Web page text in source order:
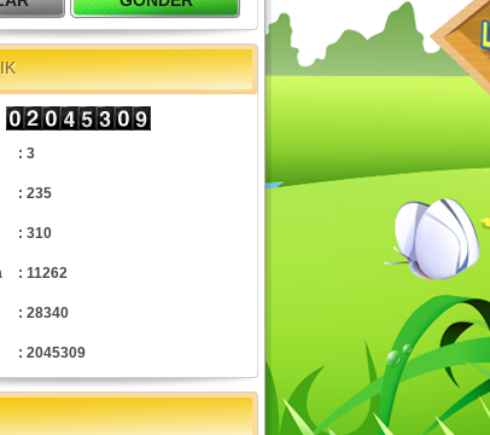
: 3
: 235
: 310
: 11262
: 28340
: 2045309